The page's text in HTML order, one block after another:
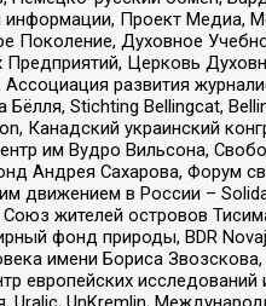
Проект Медиа,
Поколение, Духовное
Предприятий, Церковь
развития
Stichting Bellingcat,
Канадский украинский
им Вудро Вильсона,
Андрея Сахарова, Форум
движением в России –
жителей островов
фонд природы, BDR
имени Бориса
европейских